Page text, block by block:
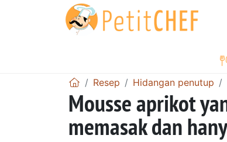
Resep Hidangan penutup
Mousse aprikot
memasak dan